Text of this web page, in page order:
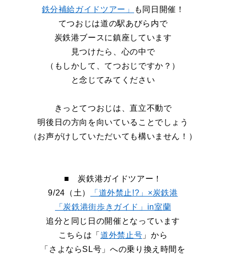
鉄分補給ガイドツアー」
も同日開催！
てつおじは道の駅あびら内で
炭鉄港ブースに鎮座しています
見つけたら、心の中で
（もしかして、てつおじですか？）
と念じてみてください
きっとてつおじは、直立不動で
明後日の方向を向いていることでしょう
（お声がけしていただいても構いません！）
■ 炭鉄港ガイドツアー！
9/24 （土）
「道外禁止!?」×炭鉄港
「炭鉄港街歩きガイド」in室蘭
追分と同じ日の開催となっています
こちらは「道外禁止号 」から
「さよならSL号」への乗り換え時間を